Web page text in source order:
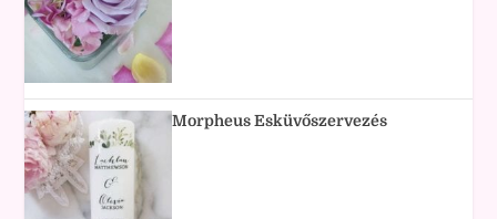
Morpheus Esküvőszervezés